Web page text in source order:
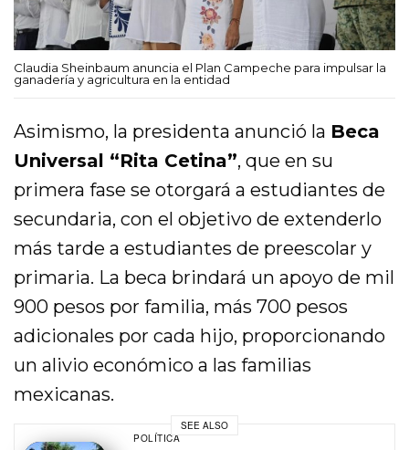
Claudia Sheinbaum anuncia el Plan Campeche para impulsar la
ganadería y agricultura en la entidad
Asimismo, la presidenta anunció la Beca
Universal “Rita Cetina”, que en su
primera fase se otorgará a estudiantes de
secundaria, con el objetivo de extenderlo
más tarde a estudiantes de preescolar y
primaria. La beca brindará un apoyo de mil
900 pesos por familia, más 700 pesos
adicionales por cada hijo, proporcionando
un alivio económico a las familias
mexicanas.
SEE ALSO
POLÍTICA